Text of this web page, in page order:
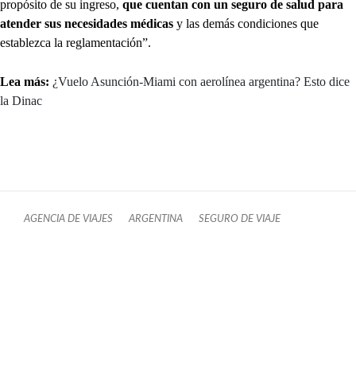
propósito de su ingreso, que cuentan con un seguro de salud para
atender sus necesidades médicas y las demás condiciones que
establezca la reglamentación”.
Lea más: ¿Vuelo Asunción-Miami con aerolínea argentina? Esto dice
la Dinac
AGENCIA DE VIAJES ARGENTINA SEGURO DE VIAJE